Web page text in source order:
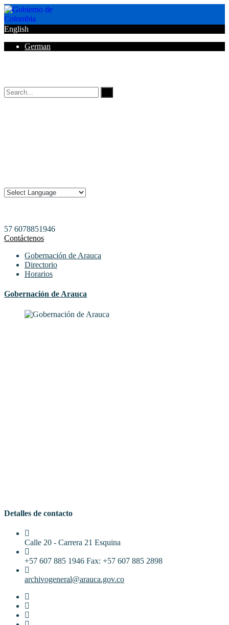
English
German
57 6078851946
Contáctenos
Gobernación de Arauca
Directorio
Horarios
Gobernación de Arauca
Detalles de contacto
Calle 20 - Carrera 21 Esquina
+57 607 885 1946 Fax: +57 607 885 2898
archivogeneral@arauca.gov.co